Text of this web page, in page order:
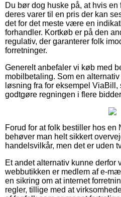
Du bør dog huske på, at hvis
deres varer til en pris der kan
det for det meste være en
forhandler. Kortkøb er på den
regulativ, der garanterer folk
forretninger.
Generelt anbefaler vi køb med
mobilbetaling. Som en
løsning fra for eksempel
godtgøre regningen i flere
Forud for at folk bestiller hos
behøver man helt sikkert
handelsvilkår, men det er uden
Et andet alternativ kunne
webbutikken er medlem af e-
en sikring om at internet
regler, tillige med at